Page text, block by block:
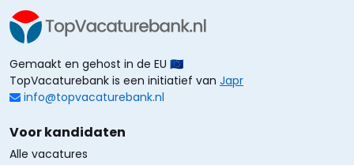
Gemaakt en gehost in de EU 🇪🇺
TopVacaturebank is een initiatief van Japr
info@topvacaturebank.nl
Voor kandidaten
Alle vacatures